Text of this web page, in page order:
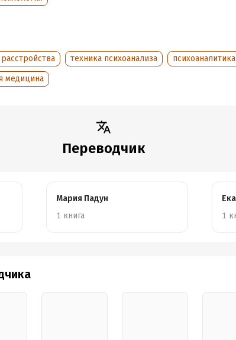
1 января 1984
ISBN (EAN):9785893536423
техника психоанализа
психоаналитика
медицина
Переводчик
Мария Падун
1 книга
1